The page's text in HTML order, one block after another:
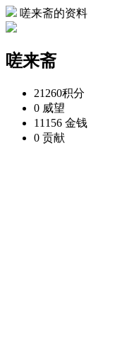
嗟来斋的资料
嗟来斋
21260积分
0 威望
11156 金钱
0 贡献